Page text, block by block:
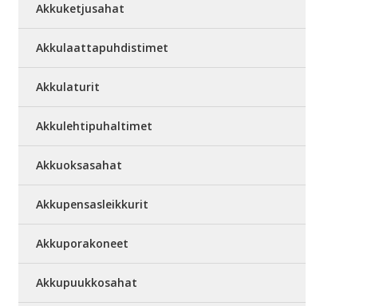
Akkuketjusahat
Akkulaattapuhdistimet
Akkulaturit
Akkulehtipuhaltimet
Akkuoksasahat
Akkupensasleikkurit
Akkuporakoneet
Akkupuukkosahat